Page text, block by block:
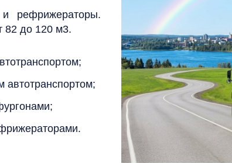
и рефрижераторы.
82 до 120 м3.
автотранспортом;